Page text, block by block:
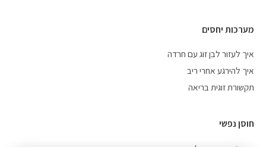
מערכות יחסים
איך לעזור לבן זוג עם חרדה
איך להירגע אחרי ריב
תקשורת זוגית בריאה
חוסן נפשי